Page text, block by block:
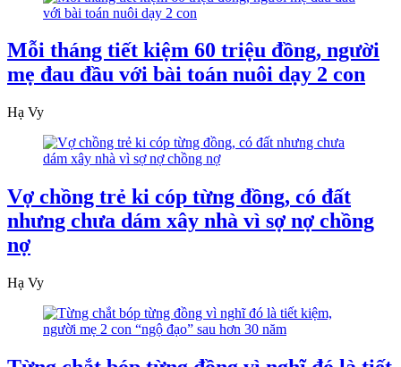
Mỗi tháng tiết kiệm 60 triệu đồng, người
mẹ đau đầu với bài toán nuôi dạy 2 con
Hạ Vy
Vợ chồng trẻ ki cóp từng đồng, có đất
nhưng chưa dám xây nhà vì sợ nợ chồng
nợ
Hạ Vy